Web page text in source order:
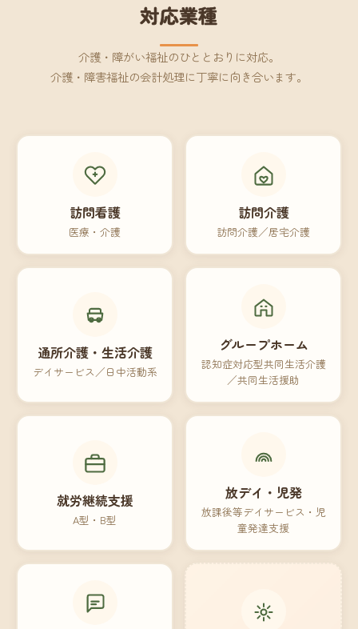
対応業種
介護・障がい福祉のひととおりに対応。
介護・障害福祉の会計処理に丁寧に向き合います。
訪問看護
医療・介護
訪問介護
訪問介護／居宅介護
通所介護・生活介護
デイサービス／日中活動系
グループホーム
認知症対応型共同生活介護
／共同生活援助
就労継続支援
A型・B型
放デイ・児発
放課後等デイサービス・児
童発達支援